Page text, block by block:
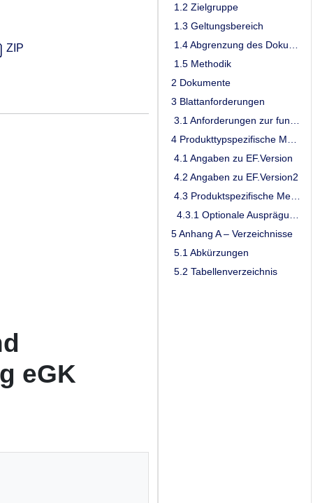
1.2 Zielgruppe
1.3 Geltungsbereich
1.5 Methodik
2 Dokumente
3 Blattanforderungen
4.1 Angaben zu EF.Version
4.2 Angaben zu EF.Version2
5 Anhang A – Verzeichnisse
5.1 Abkürzungen
5.2 Tabellenverzeichnis
ZIP
eGK